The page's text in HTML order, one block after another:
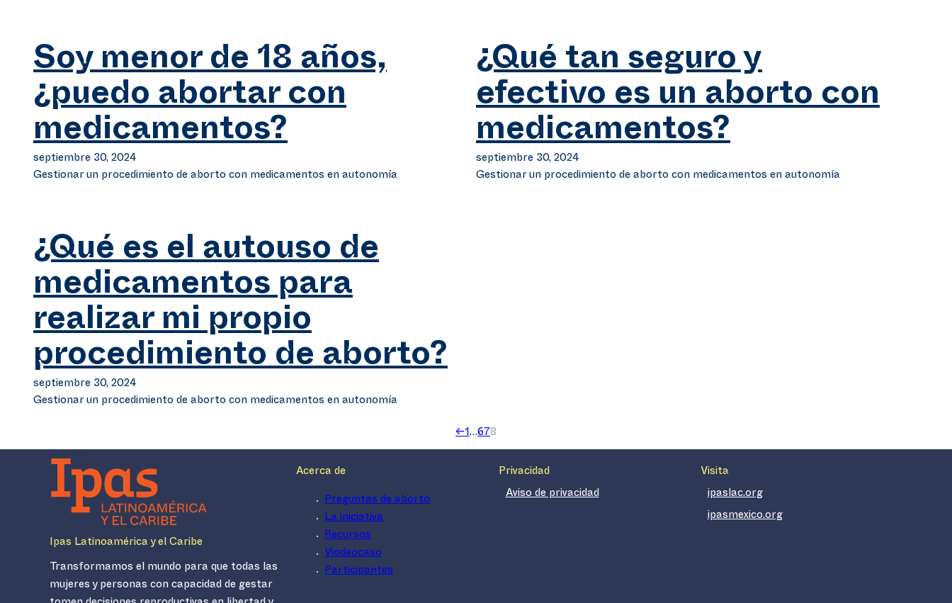
Soy menor de 18 años,
¿puedo abortar con
medicamentos?
septiembre 30, 2024
Gestionar un procedimiento de aborto con medicamentos en autonomía
¿Qué tan seguro y
efectivo es un aborto con
medicamentos?
septiembre 30, 2024
Gestionar un procedimiento de aborto con medicamentos en autonomía
¿Qué es el autouso de
medicamentos para
realizar mi propio
procedimiento de aborto?
septiembre 30, 2024
Gestionar un procedimiento de aborto con medicamentos en autonomía
← …6 7 8
Ipas Latinoamérica y el Caribe
Transformamos el mundo para que todas las
mujeres y personas con capacidad de gestar
Acerca de
Preguntas de aborto
La iniciativa
Recursos
Viodeocaso
Participantes
Privacidad
Aviso de privacidad
Visita
ipaslac.org
ipasmexico.org